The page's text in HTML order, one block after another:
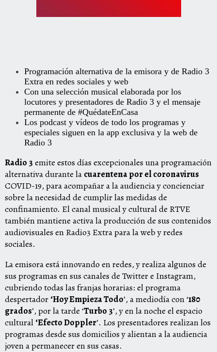
Programación alternativa de la emisora y de Radio 3
Extra en redes sociales y web
Con una selección musical elaborada por los
locutores y presentadores de Radio 3 y el mensaje
permanente de #QuédateEnCasa
Los podcast y vídeos de todo los programas y
especiales siguen en la app exclusiva y la web de
Radio 3
Radio 3 emite estos días excepcionales unaprogramación
alternativadurante la cuarentena por el coronavirus
COVID-19, para acompañar a la audiencia y concienciar
sobre la necesidad de cumplir las medidas de
confinamiento. El canal musical y cultural de RTVE
también mantiene activa la producción de sus contenidos
audiovisuales en Radio3 Extrapara la web y redes
sociales.
La emisora está innovando en redes, y realiza algunos de
sus programas en sus canales de Twittere Instagram,
cubriendo todas las franjas horarias: el programa
despertador ‘Hoy Empieza Todo’, a mediodía con ‘180
grados’, por la tarde ‘Turbo 3’, y en la noche el espacio
cultural ‘Efecto Doppler’. Los presentadores realizan los
programas desde sus domicilios y alientan a la audiencia
joven a permanecer en sus casas.